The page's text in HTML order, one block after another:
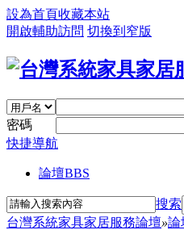
設為首頁收藏本站
開啟輔助訪問 切換到窄版
密碼
快捷導航
論壇BBS
搜索
台灣系統家具家居服務論壇»論